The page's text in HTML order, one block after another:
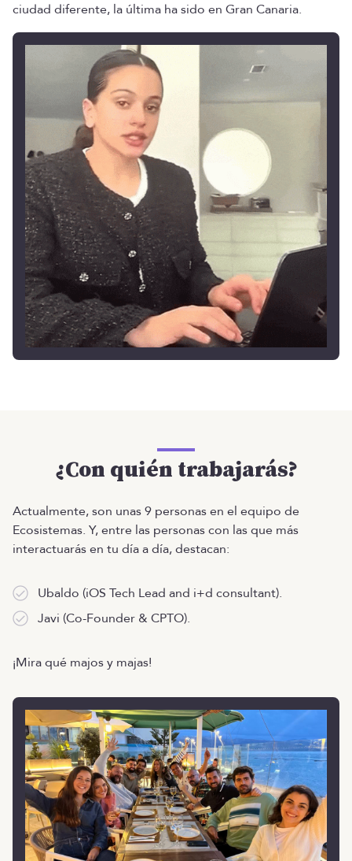
ciudad diferente, la última ha sido en Gran Canaria.
¿Con quién trabajarás?
Actualmente, son unas 9 personas en el equipo de
Ecosistemas. Y, entre las personas con las que más
interactuarás en tu día a día, destacan:
Ubaldo (iOS Tech Lead and i+d consultant).
Javi (Co-Founder & CPTO).
¡Mira qué majos y majas!